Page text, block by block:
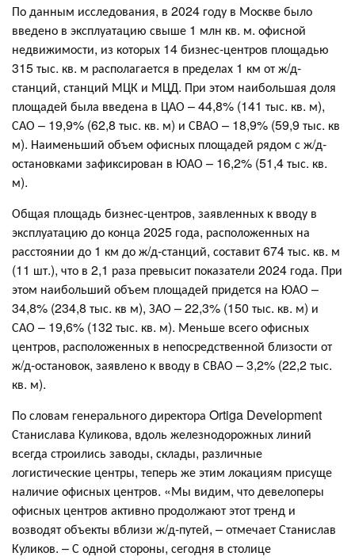
По данным исследования, в 2024 году в Москве было
введено в эксплуатацию свыше 1 млн кв. м. офисной
недвижимости, из которых 14 бизнес-центров площадью
315 тыс. кв. м располагается в пределах 1 км от ж/д-
станций, станций МЦК и МЦД. При этом наибольшая доля
площадей была введена в ЦАО – 44,8% (141 тыс. кв. м),
САО – 19,9% (62,8 тыс. кв. м) и СВАО – 18,9% (59,9 тыс. кв
м). Наименьший объем офисных площадей рядом с ж/д-
остановками зафиксирован в ЮАО – 16,2% (51,4 тыс. кв.
м).
Общая площадь бизнес-центров, заявленных к вводу в
эксплуатацию до конца 2025 года, расположенных на
расстоянии до 1 км до ж/д-станций, составит 674 тыс. кв. м
(11 шт.), что в 2,1 раза превысит показатели 2024 года. При
этом наибольший объем площадей придется на ЮАО –
34,8% (234,8 тыс. кв м), ЗАО – 22,3% (150 тыс. кв. м) и
САО – 19,6% (132 тыс. кв. м). Меньше всего офисных
центров, расположенных в непосредственной близости от
ж/д-остановок, заявлено к вводу в СВАО – 3,2% (22,2 тыс.
кв. м).
По словам генерального директора Ortiga Development
Станислава Куликова, вдоль железнодорожных линий
всегда строились заводы, склады, различные
логистические центры, теперь же этим локациям присуще
наличие офисных центров. «Мы видим, что девелоперы
офисных центров активно продолжают этот тренд и
возводят объекты вблизи ж/д-путей, – отмечает Станислав
Куликов. – С одной стороны, сегодня в столице